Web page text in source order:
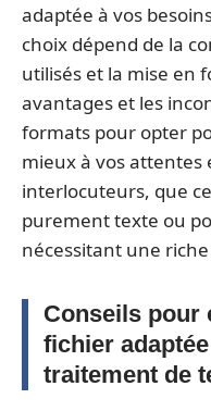
adaptée à vos
choix dépend de la
utilisés et la mise en
avantages et les
formats pour opter
mieux à vos attentes
interlocuteurs, que
purement texte ou
nécessitant une
Conseils pour
fichier
traitement de